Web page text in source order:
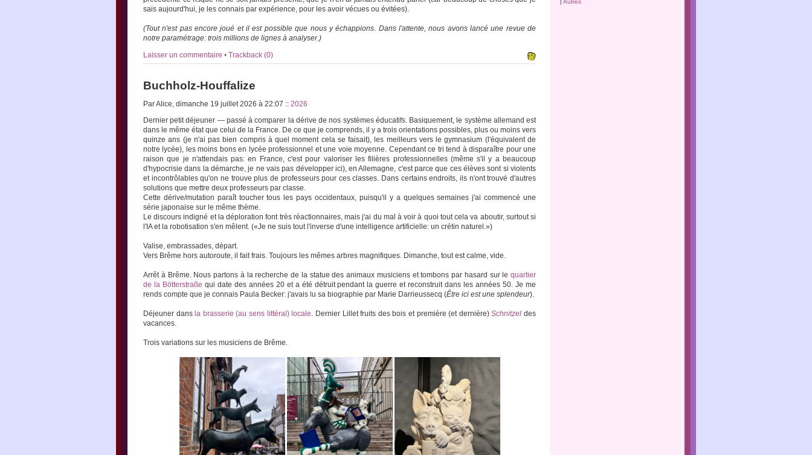
sais aujourd'hui, je les connais par expérience, pour les avoir vécues ou évitées).
(Tout n'est pas encore joué et il est possible que nous y échappions. Dans l'attente, nous avons lancé une revue de
notre paramétrage: trois millions de lignes à analyser.)
Laisser un commentaire • Trackback (0)
Buchholz-Houffalize
Par Alice, dimanche 19 juillet 2026 à 22:07 :: 2026
Dernier petit déjeuner — passé à comparer la dérive de nos systèmes éducatifs. Basiquement, le système allemand est
dans le même état que celui de la France. De ce que je comprends, il y a trois orientations possibles, plus ou moins vers
quinze ans (je n'ai pas bien compris à quel moment cela se faisait), les meilleurs vers le gymnasium (l'équivalent de
notre lycée), les moins bons en lycée professionnel et une voie moyenne. Cependant ce tri tend à disparaître pour une
raison que je n'attendais pas: en France, c'est pour valoriser les filières professionnelles (même s'il y a beaucoup
d'hypocrisie dans la démarche, je ne vais pas développer ici), en Allemagne, c'est parce que ces élèves sont si violents
et incontrôlables qu'on ne trouve plus de professeurs pour ces classes. Dans certains endroits, ils n'ont trouvé d'autres
solutions que mettre deux professeurs par classe.
Cette dérive/mutation paraît toucher tous les pays occidentaux, puisqu'il y a quelques semaines j'ai commencé une
série japonaise sur le même thème.
Le discours indigné et la déploration font très réactionnaires, mais j'ai du mal à voir à quoi tout cela va aboutir, surtout si
l'IA et la robotisation s'en mêlent. («Je ne suis tout l'inverse d'une intelligence artificielle: un crétin naturel.»)
Valise, embrassades, départ.
Vers Brême hors autoroute, il fait frais. Toujours les mêmes arbres magnifiques. Dimanche, tout est calme, vide.
Arrêt à Brême. Nous partons à la recherche de la statue des animaux musiciens et tombons par hasard sur le quartier
de la Bötterstraße qui date des années 20 et a été détruit pendant la guerre et reconstruit dans les années 50. Je me
rends compte que je connais Paula Becker: j'avais lu sa biographie par Marie Darrieussecq (Être ici est une splendeur).
Déjeuner dans la brasserie (au sens littéral) locale. Dernier Lillet fruits des bois et première (et dernière)Schnitzel des
vacances.
Trois variations sur les musiciens de Brême.
| Autres